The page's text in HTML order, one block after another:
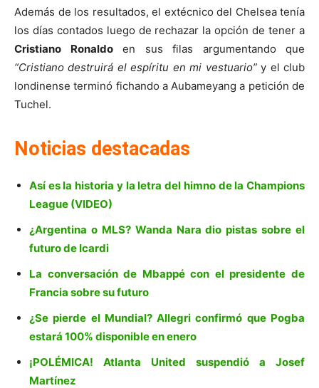
Además de los resultados, el extécnico del Chelsea tenía
los días contados luego de rechazar la opción de tener a
Cristiano Ronaldoen sus filas argumentando que
“Cristiano destruirá el espíritu en mi vestuario”y el club
londinense terminó fichando a Aubameyang a petición de
Tuchel.
Noticias destacadas
Así es la historia y la letra del himno de la Champions
League (VIDEO)
¿Argentina o MLS? Wanda Nara dio pistas sobre el
futuro de Icardi
La conversación de Mbappé con el presidente de
Francia sobre su futuro
¿Se pierde el Mundial? Allegri confirmó que Pogba
estará 100% disponible en enero
¡POLÉMICA! Atlanta United suspendió a Josef
Martínez